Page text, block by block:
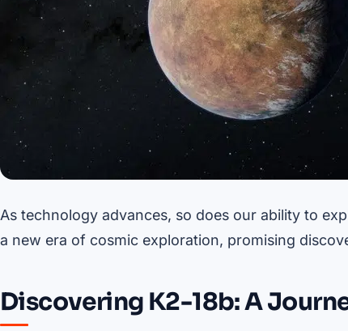
As technology advances, so does our ability to
a new era of cosmic exploration, promising
Discovering K2-18b: A